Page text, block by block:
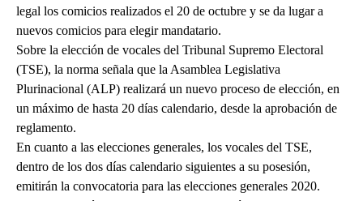
legal los comicios realizados el 20 de octubre y se da lugar a
nuevos comicios para elegir mandatario.
Sobre la elección de vocales del Tribunal Supremo Electoral
(TSE), la norma señala que la Asamblea Legislativa
Plurinacional (ALP) realizará un nuevo proceso de elección, en
un máximo de hasta 20 días calendario, desde la aprobación de
reglamento.
En cuanto a las elecciones generales, los vocales del TSE,
dentro de los dos días calendario siguientes a su posesión,
emitirán la convocatoria para las elecciones generales 2020.